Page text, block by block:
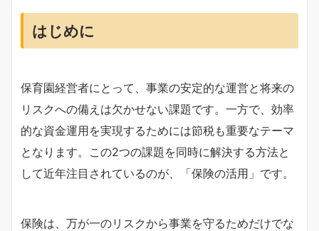
はじめに
保育園経営者にとって、事業の安定的な運営と将来の
リスクへの備えは欠かせない課題です。一方で、効率
的な資金運用を実現するためには節税も重要なテーマ
となります。この2つの課題を同時に解決する方法と
して近年注目されているのが、「保険の活用」です。
保険は、万が一のリスクから事業を守るためだけでな